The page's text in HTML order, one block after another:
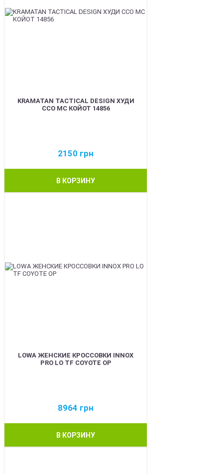
KRAMATAN TACTICAL DESIGN ХУДИ
ССО МС КОЙОТ 14856
2150 грн
В КОРЗИНУ
LOWA ЖЕНСКИЕ КРОССОВКИ INNOX
PRO LO TF COYOTE OP
8964 грн
В КОРЗИНУ